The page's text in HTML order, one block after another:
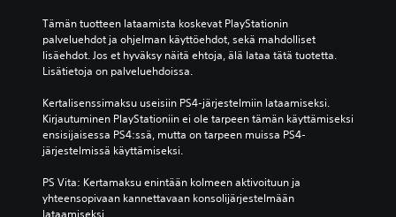
Tämän tuotteen lataamista koskevat PlayStationin
palveluehdot ja ohjelman käyttöehdot, sekä mahdolliset
lisäehdot. Jos et hyväksy näitä ehtoja, älä lataa tätä tuotetta.
Lisätietoja on palveluehdoissa.
Kertalisenssimaksu useisiin PS4-järjestelmiin lataamiseksi.
Kirjautuminen PlayStationiin ei ole tarpeen tämän käyttämiseksi
ensisijaisessa PS4:ssä, mutta on tarpeen muissa PS4-
järjestelmissä käyttämiseksi.
PS Vita: Kertamaksu enintään kolmeen aktivoituun ja
yhteensopivaan kannettavaan konsolijärjestelmään
lataamiseksi.